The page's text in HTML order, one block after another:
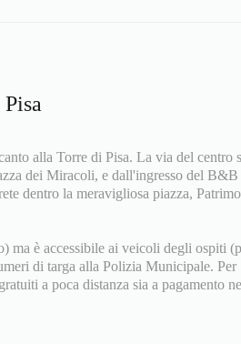
alla Torre di Pisa. La via del centro
dei Miracoli, e dall'ingresso del B&B
dentro la meravigliosa piazza,
è accessibile ai veicoli degli ospiti
di targa alla Polizia Municipale. Per
a poca distanza sia a pagamento